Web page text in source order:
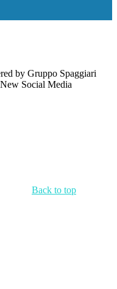
by Gruppo Spaggiari
Social Media
Back to top